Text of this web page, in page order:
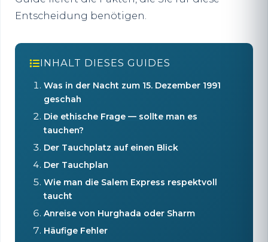
Entscheidung benötigen.
INHALT DIESES GUIDES
Was in der Nacht zum 15. Dezember 1991
geschah
Die ethische Frage — sollte man es
tauchen?
Der Tauchplatz auf einen Blick
Der Tauchplan
Wie man die Salem Express respektvoll
taucht
Anreise von Hurghada oder Sharm
Häufige Fehler